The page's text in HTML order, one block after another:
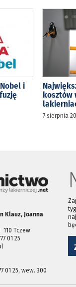
i
kosztów
7 sierpnia
Klauz, Joanna
110 Tczew
01 25
01 25, wew. 300